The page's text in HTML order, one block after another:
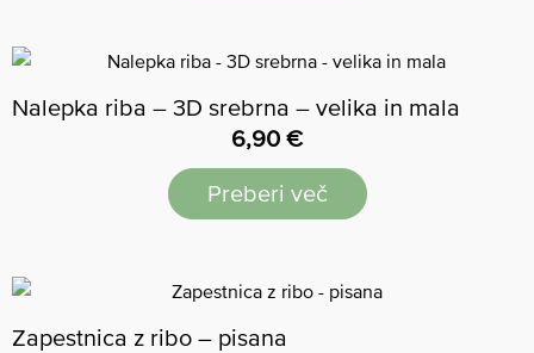
Nalepka riba – 3D srebrna – velika in mala
6,90 €
Preberi več
Zapestnica z ribo – pisana